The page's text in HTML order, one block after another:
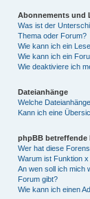
Abonnements und
Was ist der
Thema oder Forum?
Wie kann ich ein
Wie kann ich ein
Wie deaktiviere ich
Dateianhänge
Welche
Kann ich eine
phpBB betreffende
Wer hat diese
Warum ist Funktion
An wen soll ich mich
Forum gibt?
Wie kann ich einen